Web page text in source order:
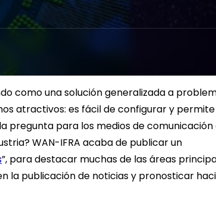
como una solución generalizada a
atractivos: es fácil de configurar y
pregunta para los medios de comunicación
WAN-IFRA acaba de publicar un
”, para destacar muchas de las áreas
la publicación de noticias y pronosticar